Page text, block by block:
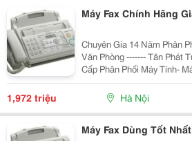
Máy Fax Chính Hãng
Chuyên Gia 14 Năm Phân
Văn Phòng ------- Tân Phát Tự Hào 14 Năm Là Nhà Cung
Cấp Phân Phối Máy Tính-
Phát Cam Kết Đảm Bảo
Những Sản Phẩm Với Mức
1,972 triệu Hà Nội
Máy Fax Dùng Tốt